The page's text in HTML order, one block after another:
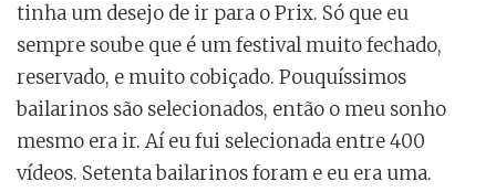
tinha um desejo de ir para o Prix. Só que eu
sempre soube que é um festival muito fechado,
reservado, e muito cobiçado. Pouquíssimos
bailarinos são selecionados, então o meu sonho
mesmo era ir. Aí eu fui selecionada entre 400
vídeos. Setenta bailarinos foram e eu era uma.